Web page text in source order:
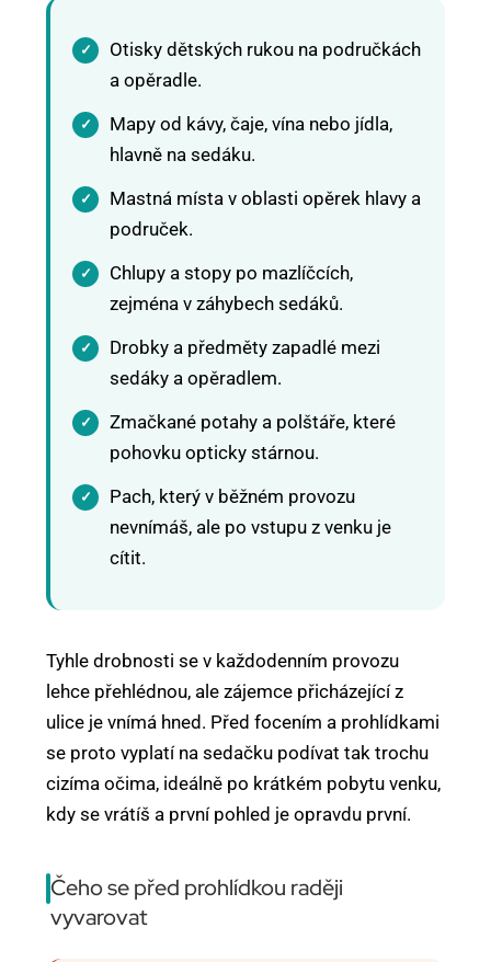
Otisky dětských rukou na područkách
a opěradle.
Mapy od kávy, čaje, vína nebo jídla,
hlavně na sedáku.
Mastná místa v oblasti opěrek hlavy a
područek.
Chlupy a stopy po mazlíčcích,
zejména v záhybech sedáků.
Drobky a předměty zapadlé mezi
sedáky a opěradlem.
Zmačkané potahy a polštáře, které
pohovku opticky stárnou.
Pach, který v běžném provozu
nevnímáš, ale po vstupu z venku je
cítit.
Tyhle drobnosti se v každodenním provozu
lehce přehlédnou, ale zájemce přicházející z
ulice je vnímá hned. Před focením a prohlídkami
se proto vyplatí na sedačku podívat tak trochu
cizíma očima, ideálně po krátkém pobytu venku,
kdy se vrátíš a první pohled je opravdu první.
Čeho se před prohlídkou raději
vyvarovat